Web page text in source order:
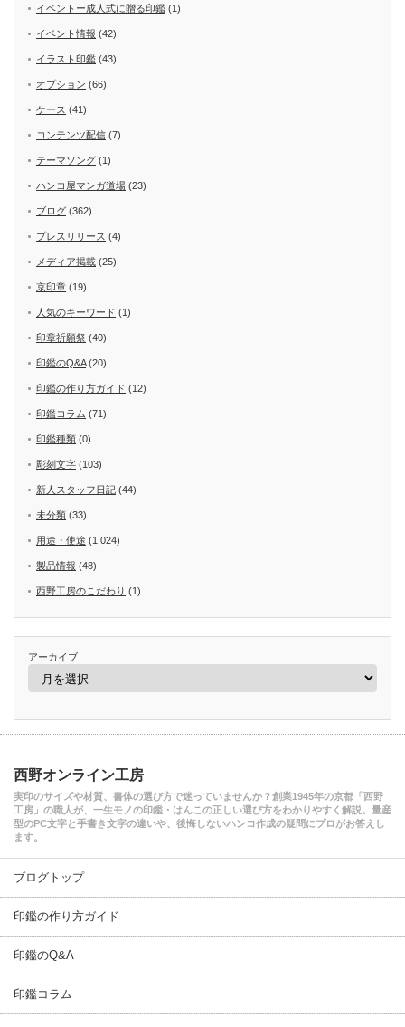
イベントー成人式に贈る印鑑 (1)
イベント情報 (42)
イラスト印鑑 (43)
オプション (66)
ケース (41)
コンテンツ配信 (7)
テーマソング (1)
ハンコ屋マンガ道場 (23)
ブログ (362)
プレスリリース (4)
メディア掲載 (25)
京印章 (19)
人気のキーワード (1)
印章祈願祭 (40)
印鑑のQ&A(20)
印鑑の作り方ガイド (12)
印鑑コラム (71)
印鑑種類 (0)
彫刻文字 (103)
新人スタッフ日記 (44)
未分類 (33)
用途・使途 (1,024)
製品情報 (48)
西野工房のこだわり (1)
アーカイブ
西野オンライン工房
実印のサイズや材質、書体の選び方で迷っていませんか？創業1945年の京都「西野
工房」の職人が、一生モノの印鑑・はんこの正しい選び方をわかりやすく解説。量産
型のPC文字と手書き文字の違いや、後悔しないハンコ作成の疑問にプロがお答えし
ます。
ブログトップ
印鑑の作り方ガイド
印鑑のQ&A
印鑑コラム